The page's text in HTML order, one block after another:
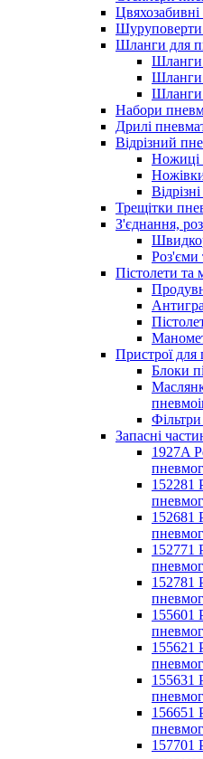
Шуруповерти
Шланги для
Шланги
Шланги
Шланги
Набори
Дрилі
Відрізний
Ножиці
Трещітки
З'єднання,
Роз'єми
Пістолети та
Пристрої для
Блоки
Запасні
1927A
152281
152681
152771
152781
155601
155621
155631
156651
157701